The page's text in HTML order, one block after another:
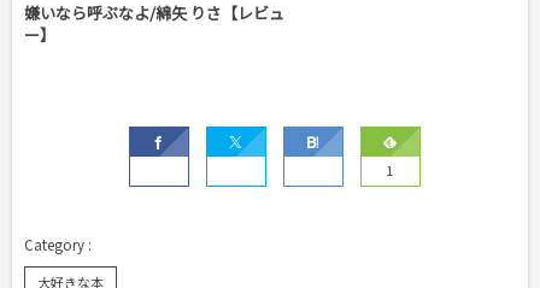
嫌いなら呼ぶなよ/綿矢 りさ【レビュ
ー】
1
大好きな本